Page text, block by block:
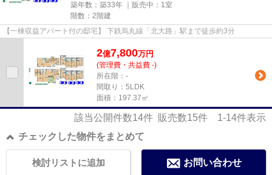
築年数：築33年 ｜販売中： 1室
階数：2階建
【一棟収益アパート付の邸宅】 下鉄烏丸線「北大路」駅まで徒歩約3分
2億7,800万円
(管理費・共益費 -)
所在階：-
間取り：5LDK
面積：197.37㎡
該当公開件数14件 販売数15件 1-14件表示
チェックした物件をまとめて
お問い合わせ
検討リストに追加